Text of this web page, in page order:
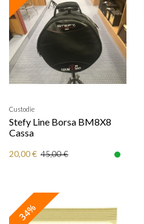
Custodie
Stefy Line Borsa BM8X8
Cassa
20,00 € 45,00 €
34%